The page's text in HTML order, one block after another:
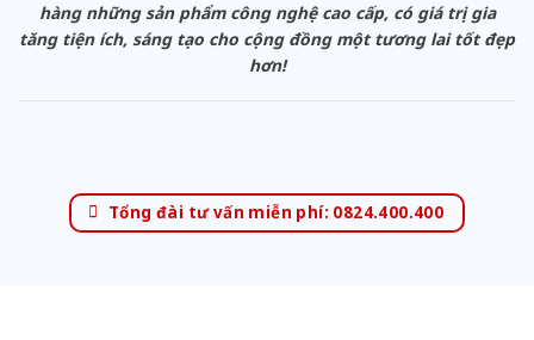
hàng những sản phẩm công nghệ cao cấp, có giá trị gia
tăng tiện ích, sáng tạo cho cộng đồng một tương lai tốt đẹp
hơn!
Tổng đài tư vấn miễn phí: 0824.400.400